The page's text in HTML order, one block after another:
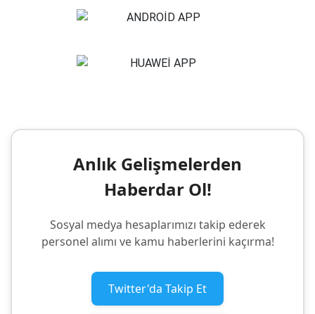
Anlık Gelişmelerden
Haberdar Ol!
Sosyal medya hesaplarımızı takip ederek
personel alımı ve kamu haberlerini kaçırma!
Twitter'da Takip Et